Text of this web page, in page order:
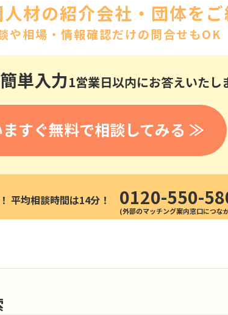
通訳・翻訳
IT
営業
講師・教師
販売・接客
リリース
材の紹介会社・団体を
や相場・情報確認だけの問合せもOK
単入力1営業日以内にお答えいたし
ますぐ無料で相談してみる ≫
平均相談時間は14分！ 0120-550-